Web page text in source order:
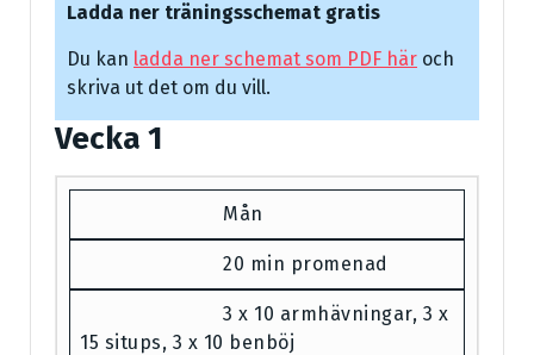
Ladda ner träningsschemat gratis
Du kan ladda ner schemat som PDF här och
skriva ut det om du vill.
Vecka 1
Mån
20 min promenad
3 x 10 armhävningar, 3 x
15 situps, 3 x 10 benböj